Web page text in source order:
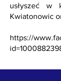
usłyszeć w
Kwiatonowic
https://